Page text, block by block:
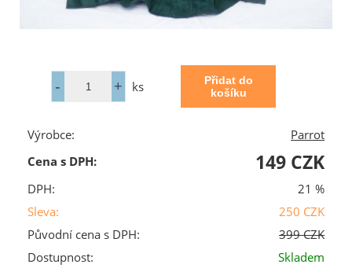
ks
Výrobce:
Parrot
Cena s DPH:
149 CZK
DPH:
21 %
Sleva:
250 CZK
Původní cena s DPH:
399 CZK
Dostupnost:
Skladem